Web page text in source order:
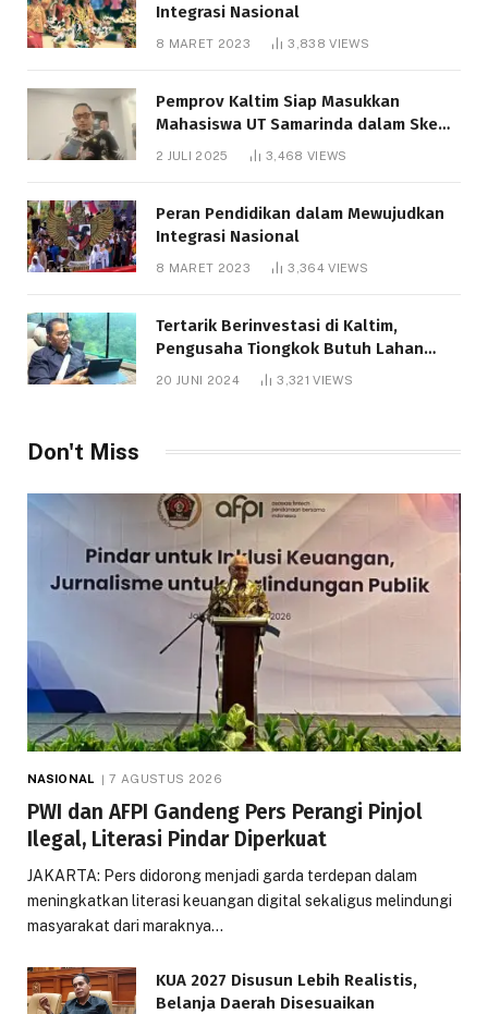
Integrasi Nasional
8 MARET 2023 3,838VIEWS
Pemprov Kaltim Siap Masukkan
Mahasiswa UT Samarinda dalam Skema
Bantuan Pendidikan Gratispol
2 JULI 2025 3,468 VIEWS
Peran Pendidikan dalam Mewujudkan
Integrasi Nasional
8 MARET 2023 3,364VIEWS
Tertarik Berinvestasi di Kaltim,
Pengusaha Tiongkok Butuh Lahan
1.000 Hektare
20 JUNI 2024 3,321VIEWS
Don't Miss
NASIONAL 7 AGUSTUS 2026
PWI dan AFPI Gandeng Pers Perangi Pinjol
Ilegal, Literasi Pindar Diperkuat
JAKARTA: Pers didorong menjadi garda terdepan dalam
meningkatkan literasi keuangan digital sekaligus melindungi
masyarakat dari maraknya…
KUA 2027 Disusun Lebih Realistis,
Belanja Daerah Disesuaikan